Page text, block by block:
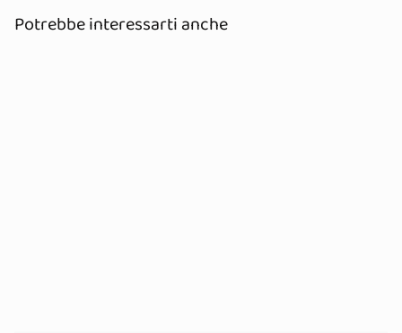
Potrebbe interessarti anche